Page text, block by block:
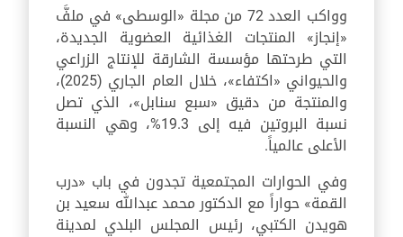
وواكب العدد 72 من مجلة «الوسطى» في ملفَّ
«إنجاز» المنتجات الغذائية العضوية الجديدة،
التي طرحتها مؤسسة الشارقة للإنتاج الزراعي
والحيواني «اكتفاء»، خلال العام الجاري (2025)،
والمنتجة من دقيق «سبع سنابل»، الذي تصل
نسبة البروتين فيه إلى 19.3%، وهي النسبة
الأعلى عالمياً.
وفي الحوارات المجتمعية تجدون في باب «درب
القمة» حواراً مع الدكتور محمد عبدالله سعيد بن
هويدن الكتبي، رئيس المجلس البلدي لمدينة